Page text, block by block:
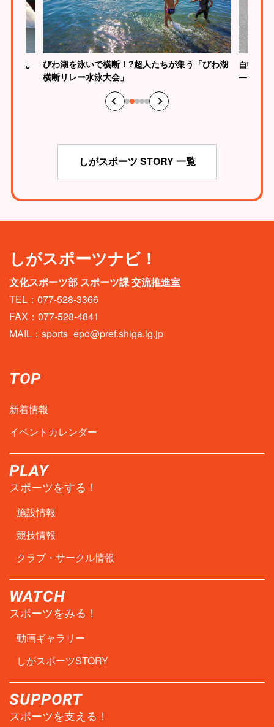
びわ湖
自転車で琵琶湖を一周する『ビワイチ』で“日本
一”のスケールに挑戦！
スラッ
スポー
しがスポーツ STORY 一覧
しがスポーツナビ！
文化スポーツ部 スポーツ課 交流推進室
TEL：077-528-3366
FAX：077-528-4841
MAIL： sports_epo@pref.shiga.lg.jp
TOP
新着情報
イベントカレンダー
PLAY
スポーツをする！
施設情報
競技情報
クラブ・サークル情報
WATCH
スポーツをみる！
動画ギャラリー
しがスポーツSTORY
SUPPORT
スポーツを支える！